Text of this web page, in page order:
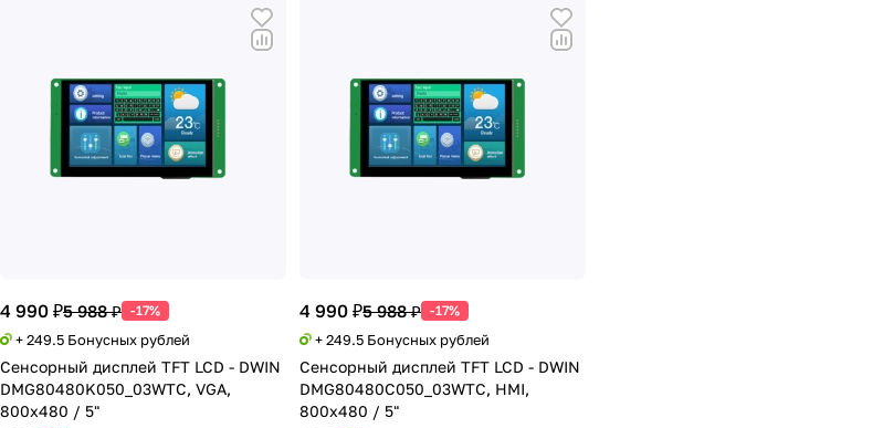
4 990 ₽5 988 ₽ -17%
+ 249.5 Бонусных рублей
Сенсорный дисплей TFT LCD - DWIN
DMG80480K050_03WTC, VGA,
800x480 / 5"
4 990 ₽5 988 ₽ -17%
+ 249.5 Бонусных рублей
Сенсорный дисплей TFT LCD - DWIN
DMG80480C050_03WTC, HMI,
800x480 / 5"